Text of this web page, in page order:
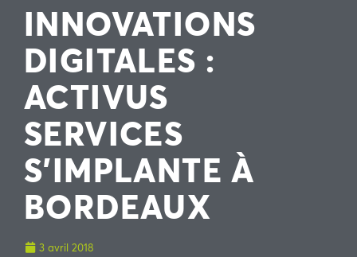
INNOVATIONS
DIGITALES :
ACTIVUS
SERVICES
S’IMPLANTE À
BORDEAUX
3 avril 2018